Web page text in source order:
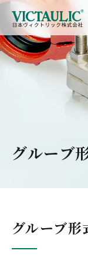
グルーブ
グルーブ形